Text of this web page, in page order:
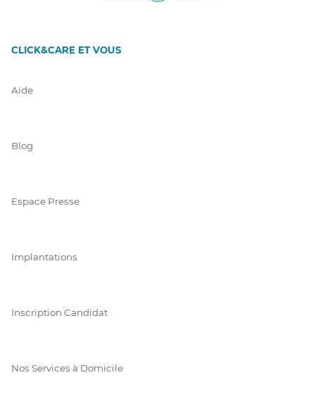
CLICK&CARE ET VOUS
Aide
Blog
Espace Presse
Implantations
Inscription Candidat
Nos Services à Domicile